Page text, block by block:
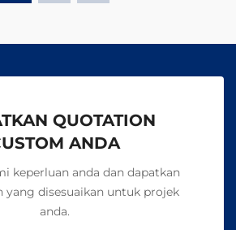
QUOTATION
ANDA
keperluan anda dan dapatkan
yang disesuaikan untuk projek
anda.